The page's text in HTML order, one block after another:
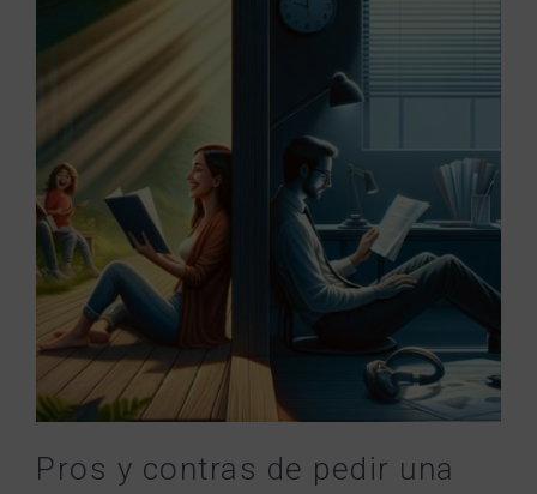
Pros y contras de pedir una